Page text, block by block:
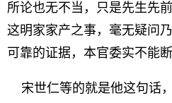
所论也无不当，只是先生先
这明家家产之事，毫无疑问
可靠的证据，本官委实不能
宋世仁等的就是他这句话